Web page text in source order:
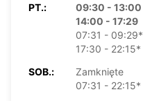
PT.:
09:30 - 13:00
14:00 - 17:29
07:31 - 09:29*
17:30 - 22:15*
SOB.:
Zamknięte
07:31 - 22:15*